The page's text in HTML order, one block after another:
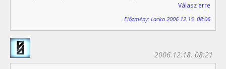
Válasz erre
Előzmény: Lacko 2006.12.15. 08:06
2006.12.18. 08:21